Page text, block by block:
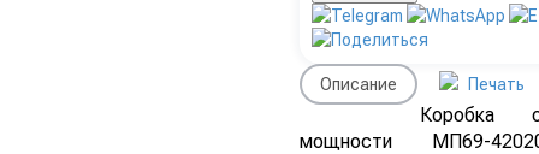
Описание Печать
Коробка
мощности МП69-